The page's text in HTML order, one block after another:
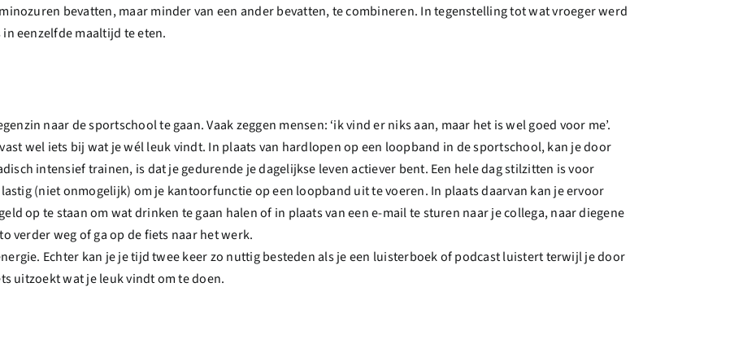
bevatten, maar minder van een ander bevatten, te combineren. In tegenstelling tot wat vroeger werd
eenzelfde maaltijd te eten.
naar de sportschool te gaan. Vaak zeggen mensen: ‘ik vind er niks aan, maar het is wel goed voor me’.
wel iets bij wat je wél leuk vindt. In plaats van hardlopen op een loopband in de sportschool, kan je door
intensief trainen, is dat je gedurende je dagelijkse leven actiever bent. Een hele dag stilzitten is voor
(niet onmogelijk) om je kantoorfunctie op een loopband uit te voeren. In plaats daarvan kan je ervoor
op te staan om wat drinken te gaan halen of in plaats van een e-mail te sturen naar je collega, naar diegene
verder weg of ga op de fiets naar het werk.
Echter kan je je tijd twee keer zo nuttig besteden als je een luisterboek of podcast luistert terwijl je door
uitzoekt wat je leuk vindt om te doen.